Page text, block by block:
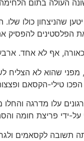
העולה בתום הלחימה
שהניצחון כולו
הפלסטינים להפסיק
אף לא אחד.
מפני שהוא לא הצליח
טילי-הקסאם
עלו מדרגה
ידי פריצת חומה
תשובה לקסאמים